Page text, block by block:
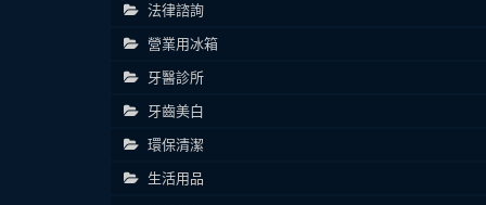
法律諮詢
營業用冰箱
牙醫診所
牙齒美白
環保清潔
生活用品